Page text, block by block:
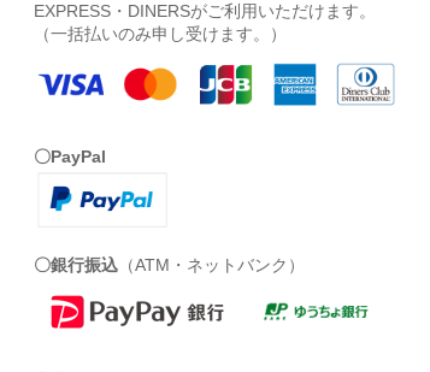
EXPRESS・DINERSがご利用いただけます。
（一括払いのみ申し受けます。）
〇PayPal
〇銀行振込 （ATM・ネットバンク）